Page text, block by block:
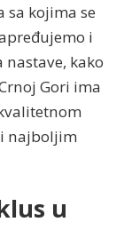
sa kojima se
i
kako
Gori ima
najboljim
u